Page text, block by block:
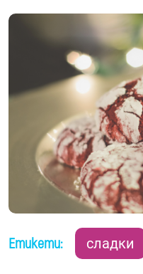
Етикети: сладки